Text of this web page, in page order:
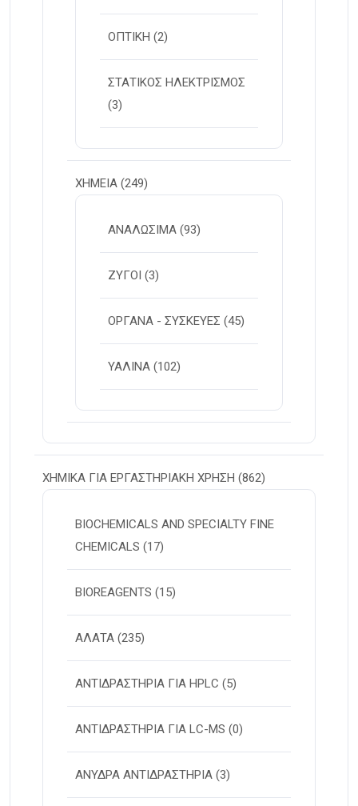
ΟΠΤΙΚΗ (2)
ΣΤΑΤΙΚΟΣ ΗΛΕΚΤΡΙΣΜΟΣ
(3)
ΧΗΜΕΙΑ (249)
ΑΝΑΛΩΣΙΜΑ (93)
ΖΥΓΟΙ (3)
ΟΡΓΑΝΑ - ΣΥΣΚΕΥΕΣ (45)
ΥΑΛΙΝΑ (102)
ΧΗΜΙΚΑ ΓΙΑ ΕΡΓΑΣΤΗΡΙΑΚΗ ΧΡΗΣΗ (862)
BIOCHEMICALS AND SPECIALTY FINE
CHEMICALS (17)
BIOREAGENTS (15)
ΑΛΑΤΑ (235)
ΑΝΤΙΔΡΑΣΤΗΡΙΑ ΓΙΑ HPLC (5)
ΑΝΤΙΔΡΑΣΤΗΡΙΑ ΓΙΑ LC-MS (0)
ΑΝΥΔΡΑ ΑΝΤΙΔΡΑΣΤΗΡΙΑ (3)